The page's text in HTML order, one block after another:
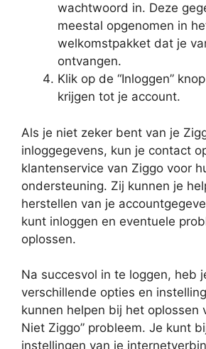
wachtwoord in. Deze
meestal opgenomen in
welkomstpakket dat je
ontvangen.
Klik op de “Inloggen”
krijgen tot je account.
Als je niet zeker bent van je
inloggegevens, kun je contact
klantenservice van Ziggo voor
ondersteuning. Zij kunnen je
herstellen van je
kunt inloggen en eventuele
oplossen.
Na succesvol in te loggen, heb
verschillende opties en
kunnen helpen bij het oplossen
Niet Ziggo” probleem. Je kunt
instellingen van je